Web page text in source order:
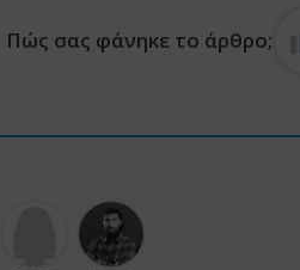
Πώς σας φάνηκε το άρθρο;